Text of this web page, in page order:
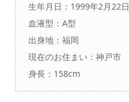
生年月日：1999年2月22日
血液型：A型
出身地：福岡
現在のお住まい：神戸市
身長：158cm